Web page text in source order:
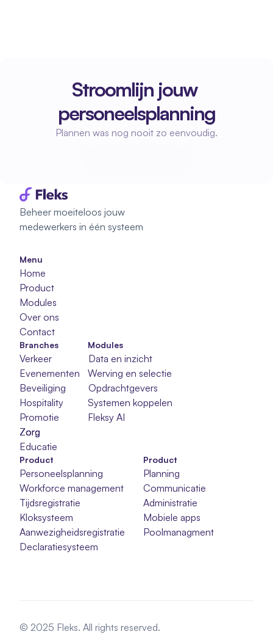
Stroomlijn jouw
personeelsplanning
Plannen was nog nooit zo eenvoudig.
Beheer moeiteloos jouw
medewerkers in één systeem
Menu
Home
Product
Modules
Over ons
Contact
Modules
Data en inzicht
Werving en selectie
Opdrachtgevers
Systemen koppelen
Fleksy AI
Branches
Verkeer
Evenementen
Beveiliging
Hospitality
Promotie
Zorg
Zorg
Zorg
Educatie
Product
Personeelsplanning
Workforce management
Tijdsregistratie
Kloksysteem
Aanwezigheidsregistratie
Declaratiesysteem
Planning
Communicatie
Administratie
Mobiele apps
Poolmanagment
Product
© 2025 Fleks. All rights reserved.